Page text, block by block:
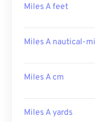
Miles A feet
Miles A nautical-
Miles A cm
Miles A yards